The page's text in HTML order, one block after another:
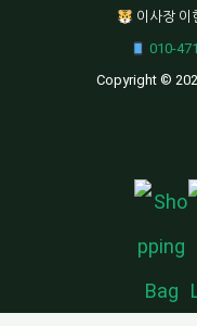
이사장 이
010-
Copyright ©